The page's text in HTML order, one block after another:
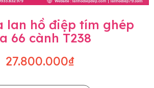
lan hồ điệp tím ghép
66 cành T238
27.800.000₫